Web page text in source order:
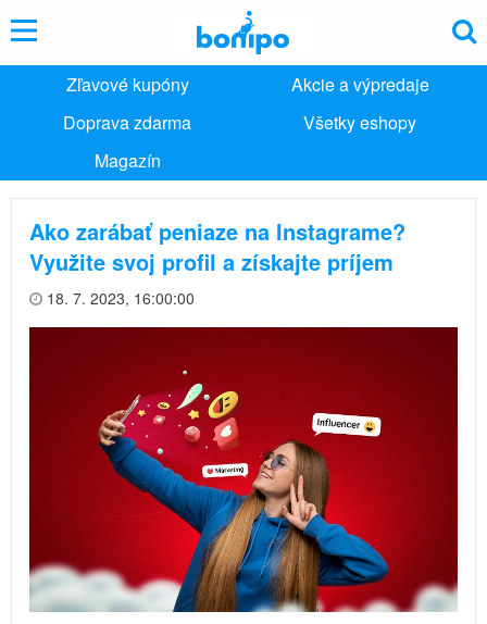
Zľavové kupóny
Akcie a výpredaje
Doprava zdarma
Všetky eshopy
Magazín
Ako zarábať peniaze na Instagrame?
Využite svoj profil a získajte príjem
18. 7. 2023, 16:00:00